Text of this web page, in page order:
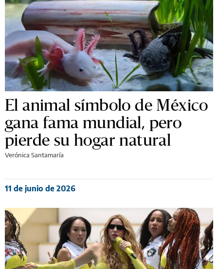
El animal símbolo de México
gana fama mundial, pero
pierde su hogar natural
Verónica Santamaría
11 de junio de 2026